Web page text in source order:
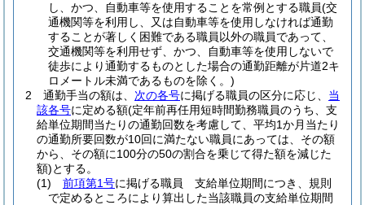
し、かつ、自動車等を使用することを常例とする職員(交
通機関等を利用し、又は自動車等を使用しなければ通勤
することが著しく困難である職員以外の職員であって、
交通機関等を利用せず、かつ、自動車等を使用しないで
徒歩により通勤するものとした場合の通勤距離が片道2キ
ロメートル未満であるものを除く。)
2
通勤手当の額は、 次の各号に掲げる職員の区分に応じ、 当
該各号に定める額(定年前再任用短時間勤務職員のうち、支
給単位期間当たりの通勤回数を考慮して、平均1か月当たり
の通勤所要回数が10回に満たない職員にあっては、その額
から、その額に100分の50の割合を乗じて得た額を減じた
額)とする。
(1)
前項第1号に掲げる職員 支給単位期間につき、規則
で定めるところにより算出した当該職員の支給単位期間